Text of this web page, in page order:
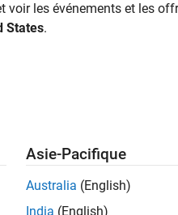
Ressources humaines
à vos critères
. Si malgré tout vous ne
pour vous tenir au
par lieu pour
voir les événements et les
States.
Asie-Pacifique
Australia (English)
India (English)